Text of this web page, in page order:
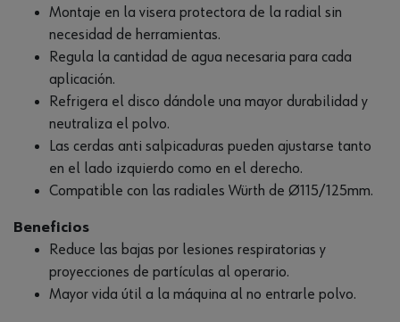
Montaje en la visera protectora de la radial sin
necesidad de herramientas.
Regula la cantidad de agua necesaria para cada
aplicación.
Refrigera el disco dándole una mayor durabilidad y
neutraliza el polvo.
Las cerdas anti salpicaduras pueden ajustarse tanto
en el lado izquierdo como en el derecho.
Compatible con las radiales Würth de Ø115/125mm.
Beneficios
Reduce las bajas por lesiones respiratorias y
proyecciones de partículas al operario.
Mayor vida útil a la máquina al no entrarle polvo.